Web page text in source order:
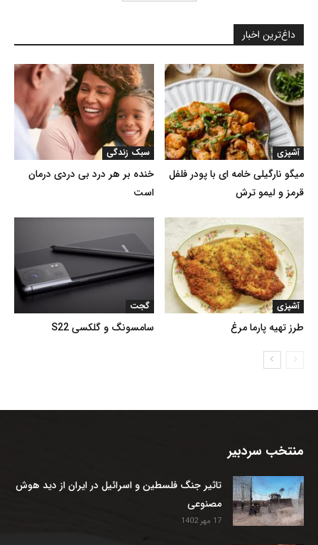
داغ‌ترین اخبار
سبک زندگی
خنده بر هر درد بی دردی درمان
است
آشپزی
میگو نارگیلی خامه ای با پودر فلفل
قرمز و لیمو ترش
گجت
سامسونگ و گلکسی S22
آشپزی
طرز تهیه پارما مرغ
منتخب سردبیر
تاثیر جنگ فلسطین و اسرائیل در ایران از دید هوش
مصنوعی
17 مهر 1402